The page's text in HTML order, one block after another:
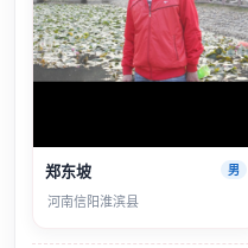
郑东坡 男
河南信阳淮滨县